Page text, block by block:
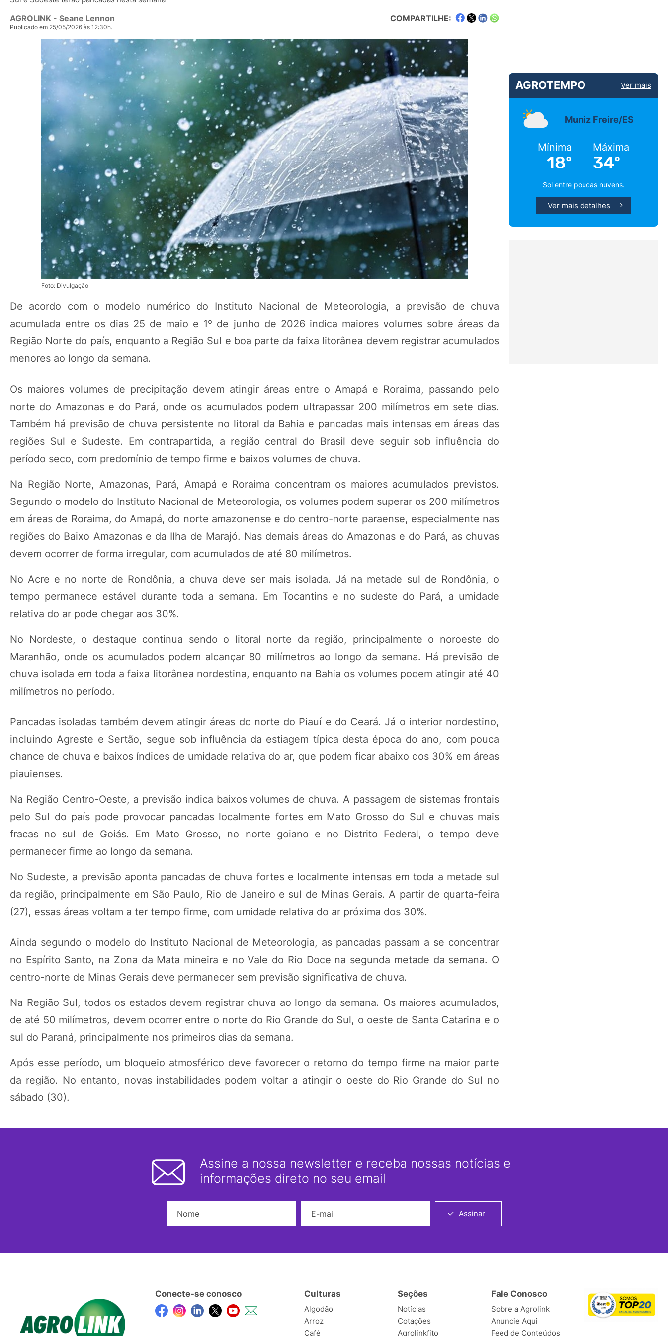
AGROLINK - Seane Lennon
Publicado em 25/05/2026 às 12:30h.
COMPARTILHE:
Foto: Divulgação
De acordo com o modelo numérico do Instituto Nacional de Meteorologia, a previsão de chuva
acumulada entre os dias 25 de maio e 1º de junho de 2026 indica maiores volumes sobre áreas da
Região Norte do país, enquanto a Região Sul e boa parte da faixa litorânea devem registrar acumulados
menores ao longo da semana.
Os maiores volumes de precipitação devem atingir áreas entre o Amapá e Roraima, passando pelo
norte do Amazonas e do Pará, onde os acumulados podem ultrapassar 200 milímetros em sete dias.
Também há previsão de chuva persistente no litoral da Bahia e pancadas mais intensas em áreas das
regiões Sul e Sudeste. Em contrapartida, a região central do Brasil deve seguir sob influência do
período seco, com predomínio de tempo firme e baixos volumes de chuva.
Na Região Norte, Amazonas, Pará, Amapá e Roraima concentram os maiores acumulados previstos.
Segundo o modelo do Instituto Nacional de Meteorologia, os volumes podem superar os 200 milímetros
em áreas de Roraima, do Amapá, do norte amazonense e do centro-norte paraense, especialmente nas
regiões do Baixo Amazonas e da Ilha de Marajó. Nas demais áreas do Amazonas e do Pará, as chuvas
devem ocorrer de forma irregular, com acumulados de até 80 milímetros.
No Acre e no norte de Rondônia, a chuva deve ser mais isolada. Já na metade sul de Rondônia, o
tempo permanece estável durante toda a semana. Em Tocantins e no sudeste do Pará, a umidade
relativa do ar pode chegar aos 30%.
No Nordeste, o destaque continua sendo o litoral norte da região, principalmente o noroeste do
Maranhão, onde os acumulados podem alcançar 80 milímetros ao longo da semana. Há previsão de
chuva isolada em toda a faixa litorânea nordestina, enquanto na Bahia os volumes podem atingir até 40
milímetros no período.
Pancadas isoladas também devem atingir áreas do norte do Piauí e do Ceará. Já o interior nordestino,
incluindo Agreste e Sertão, segue sob influência da estiagem típica desta época do ano, com pouca
chance de chuva e baixos índices de umidade relativa do ar, que podem ficar abaixo dos 30% em áreas
piauienses.
Na Região Centro-Oeste, a previsão indica baixos volumes de chuva. A passagem de sistemas frontais
pelo Sul do país pode provocar pancadas localmente fortes em Mato Grosso do Sul e chuvas mais
fracas no sul de Goiás. Em Mato Grosso, no norte goiano e no Distrito Federal, o tempo deve
permanecer firme ao longo da semana.
No Sudeste, a previsão aponta pancadas de chuva fortes e localmente intensas em toda a metade sul
da região, principalmente em São Paulo, Rio de Janeiro e sul de Minas Gerais. A partir de quarta-feira
(27), essas áreas voltam a ter tempo firme, com umidade relativa do ar próxima dos 30%.
Ainda segundo o modelo do Instituto Nacional de Meteorologia, as pancadas passam a se concentrar
no Espírito Santo, na Zona da Mata mineira e no Vale do Rio Doce na segunda metade da semana. O
centro-norte de Minas Gerais deve permanecer sem previsão significativa de chuva.
Na Região Sul, todos os estados devem registrar chuva ao longo da semana. Os maiores acumulados,
de até 50 milímetros, devem ocorrer entre o norte do Rio Grande do Sul, o oeste de Santa Catarina e o
sul do Paraná, principalmente nos primeiros dias da semana.
Após esse período, um bloqueio atmosférico deve favorecer o retorno do tempo firme na maior parte
da região. No entanto, novas instabilidades podem voltar a atingir o oeste do Rio Grande do Sul no
sábado (30).
AGROTEMPO Ver mais
Muniz Freire/ES
Mínima
18º
Máxima
34º
Sol entre poucas nuvens.
Ver mais detalhes
Assine a nossa newsletter e receba nossas notícias e
informações direto no seu email
Assinar
Conecte-se conosco Culturas
Algodão
Arroz
Café
Seções
Notícias
Cotações
Agrolinkfito
Fale Conosco
Sobre a Agrolink
Anuncie Aqui
Feed de Conteúdos